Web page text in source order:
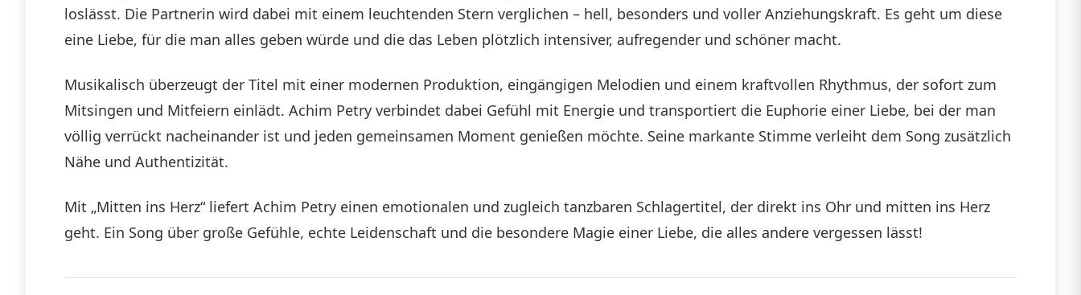
loslässt. Die Partnerin wird dabei mit einem leuchtenden Stern verglichen – hell, besonders und voller Anziehungskraft. Es geht um diese
eine Liebe, für die man alles geben würde und die das Leben plötzlich intensiver, aufregender und schöner macht.
Musikalisch überzeugt der Titel mit einer modernen Produktion, eingängigen Melodien und einem kraftvollen Rhythmus, der sofort zum
Mitsingen und Mitfeiern einlädt. Achim Petry verbindet dabei Gefühl mit Energie und transportiert die Euphorie einer Liebe, bei der man
völlig verrückt nacheinander ist und jeden gemeinsamen Moment genießen möchte. Seine markante Stimme verleiht dem Song zusätzlich
Nähe und Authentizität.
Mit „Mitten ins Herz“ liefert Achim Petry einen emotionalen und zugleich tanzbaren Schlagertitel, der direkt ins Ohr und mitten ins Herz
geht. Ein Song über große Gefühle, echte Leidenschaft und die besondere Magie einer Liebe, die alles andere vergessen lässt!